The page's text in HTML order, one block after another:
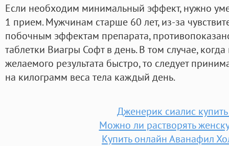
Если необходим минимальный эффект, нужно
1 прием. Мужчинам старше 60 лет, из-за
побочным эффектам препарата,
таблетки Виагры Софт в день. В том случае,
желаемого результата быстро, то следует
на килограмм веса тела каждый день.
Дженерик сиалис
Можно ли растворять
Купить онлайн Аванафил